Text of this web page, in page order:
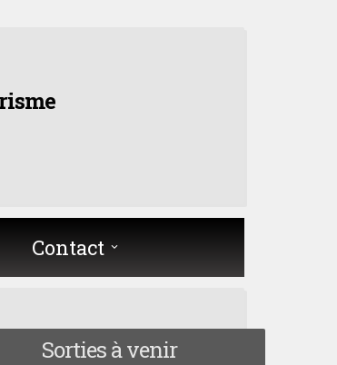
Contact
Sorties à venir